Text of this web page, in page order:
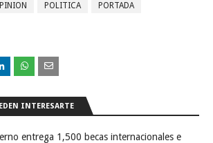
POLITICA PORTADA
INTERESARTE
entrega 1,500 becas internacionales e